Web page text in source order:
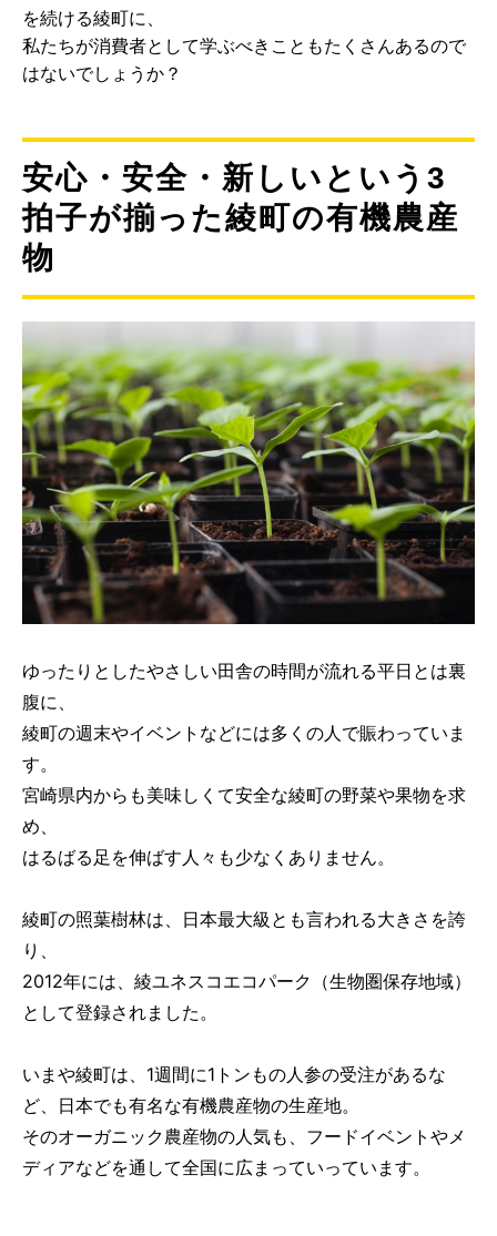
を続ける綾町に、
私たちが消費者として学ぶべきこともたくさんあるので
はないでしょうか？
安心・安全・新しいという3
拍子が揃った綾町の有機農産
物
ゆったりとしたやさしい田舎の時間が流れる平日とは裏
腹に、
綾町の週末やイベントなどには多くの人で賑わっていま
す。
宮崎県内からも美味しくて安全な綾町の野菜や果物を求
め、
はるばる足を伸ばす人々も少なくありません。
綾町の照葉樹林は、日本最大級とも言われる大きさを誇
り、
2012年には、綾ユネスコエコパーク（生物圏保存地域）
として登録されました。
いまや綾町は、1週間に1トンもの人参の受注があるな
ど、日本でも有名な有機農産物の生産地。
そのオーガニック農産物の人気も、フードイベントやメ
ディアなどを通して全国に広まっていっています。